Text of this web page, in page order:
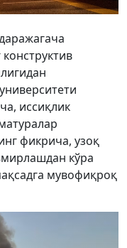
иссиқлик
фикрича, узоқ
кўра
мувофиқроқ